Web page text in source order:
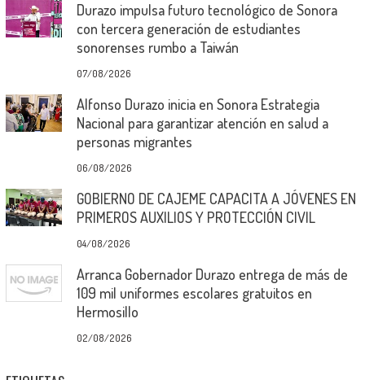
Durazo impulsa futuro tecnológico de Sonora
con tercera generación de estudiantes
sonorenses rumbo a Taiwán
07/08/2026
Alfonso Durazo inicia en Sonora Estrategia
Nacional para garantizar atención en salud a
personas migrantes
06/08/2026
GOBIERNO DE CAJEME CAPACITA A JÓVENES EN
PRIMEROS AUXILIOS Y PROTECCIÓN CIVIL
04/08/2026
Arranca Gobernador Durazo entrega de más de
109 mil uniformes escolares gratuitos en
Hermosillo
02/08/2026